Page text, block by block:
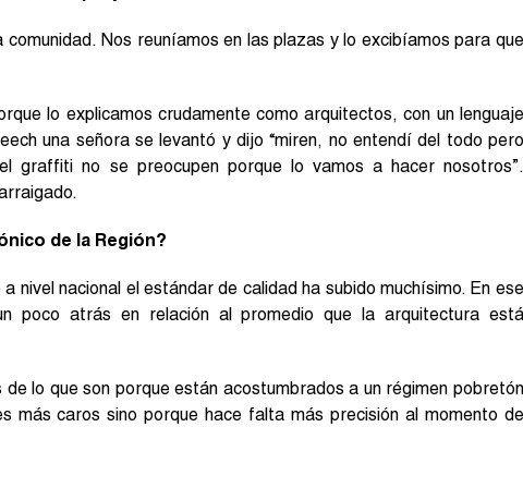
Nos reuníamos en las plazas y lo excibíamos para que
lo explicamos crudamente como arquitectos, con un lenguaje
una señora se levantó y dijo “miren, no entendí del todo pero
graffiti no se preocupen porque lo vamos a hacer nosotros”.
de la Región?
nivel nacional el estándar de calidad ha subido muchísimo. En ese
poco atrás en relación al promedio que la arquitectura está
lo que son porque están acostumbrados a un régimen pobretón
más caros sino porque hace falta más precisión al momento de